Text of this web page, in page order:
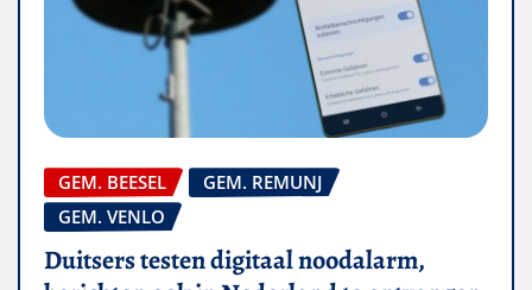
GEM. BEESEL
GEM. REMUNJ
GEM. VENLO
Duitsers testen digitaal noodalarm,